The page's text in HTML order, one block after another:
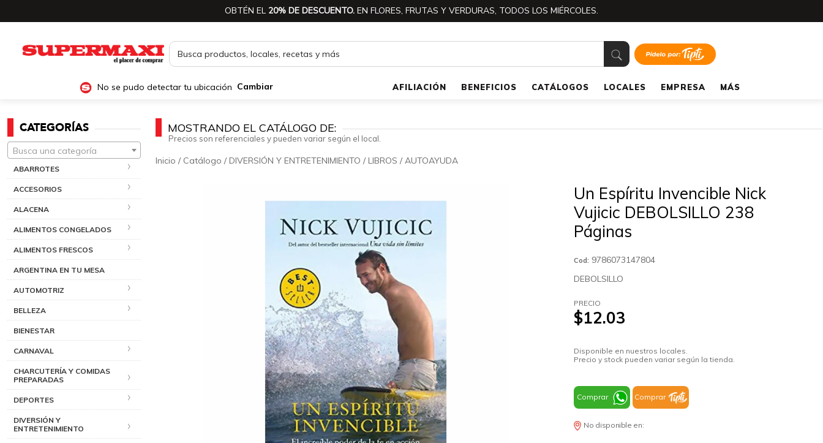
OBTÉN EL 20% DE DESCUENTO. EN FLORES, FRUTAS Y VERDURAS, TODOS LOS MIÉRCOLES.
No se pudo detectar tu ubicación Cambiar AFILIACIÓN BENEFICIOS CATÁLOGOS LOCALES EMPRESA MÁS
CATEGORÍAS
Busca una categoría
ABARROTES
ACCESORIOS
ALACENA
ALIMENTOS CONGELADOS
ALIMENTOS FRESCOS
ARGENTINA EN TU MESA
AUTOMOTRIZ
BELLEZA
BIENESTAR
CARNAVAL
CHARCUTERÍA Y COMIDAS
PREPARADAS
DEPORTES
DIVERSIÓN Y
ENTRETENIMIENTO
MOSTRANDO EL CATÁLOGO DE:
Precios son referenciales y pueden variar según el local.
Inicio / Catálogo / DIVERSIÓN Y ENTRETENIMIENTO / LIBROS /AUTOAYUDA
Un Espíritu Invencible Nick
Vujicic DEBOLSILLO 238
Páginas
Cod: 9786073147804
DEBOLSILLO
PRECIO
$12.03
Disponible en nuestros locales.
Precio y stock pueden variar según la tienda.
Comprar Comprar
No disponible en: